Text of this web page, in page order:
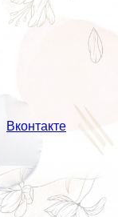
Вконтакте